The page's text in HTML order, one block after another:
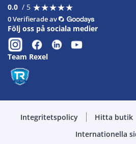
0.0 / 5 ★★★★★
★★★★★
0 Verifierade av
Följ oss på sociala medier
Team Rexel
Integritetspolicy Hitta butik
Internationella